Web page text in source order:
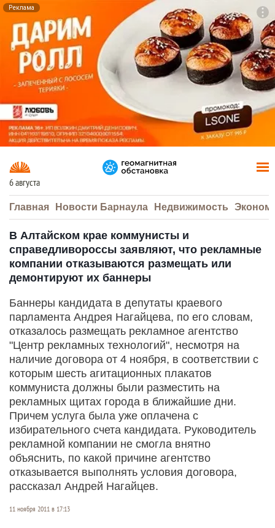
Реклама
6 августа
Главная Новости Барнаула Недвижимость
В Алтайском крае коммунисты и
справедливороссы заявляют, что рекламные
компании отказываются размещать или
демонтируют их баннеры
Баннеры кандидата в депутаты краевого
парламента Андрея Нагайцева, по его словам,
отказалось размещать рекламное агентство
"Центр рекламных технологий", несмотря на
наличие договора от 4 ноября, в соответствии с
которым шесть агитационных плакатов
коммуниста должны были разместить на
рекламных щитах города в ближайшие дни.
Причем услуга была уже оплачена с
избирательного счета кандидата. Руководитель
рекламной компании не смогла внятно
объяснить, по какой причине агентство
отказывается выполнять условия договора,
рассказал Андрей Нагайцев.
11 ноября 2011 в 17:13